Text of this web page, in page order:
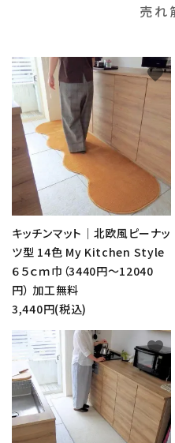
売れ
キッチンマット｜北欧風ピーナッ
ツ型 14色 My Kitchen Style
６５ｃｍ巾（3440円～12040
円） 加工無料
3,440円(税込)
favorite
favorite